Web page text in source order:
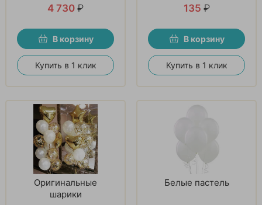
4 730 ₽
В корзину
Купить в 1 клик
135 ₽
В корзину
Купить в 1 клик
Оригинальные
шарики
Белые пастель